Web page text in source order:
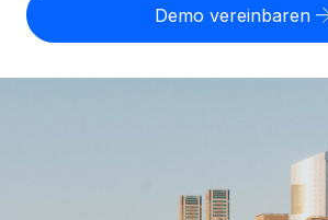
Rechtssichere, weltweite Arbeit mit
Globales Onboarding und Verwalten
Auslagern von komplexen HR-
Agile HR- und Payroll-Lösungen für
Personalkostenrechner
Informationen zu möglichen
Abwicklungsfristen für globale
Demo vereinbaren